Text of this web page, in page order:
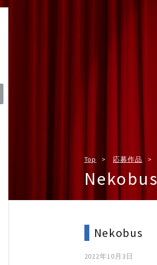
Top 応募作品
Nekobus
Nekobus
2022年10月3日